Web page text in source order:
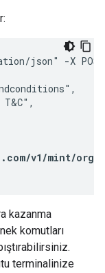
json" -X
v1/mint/
kazanma
komutları
terminalinize